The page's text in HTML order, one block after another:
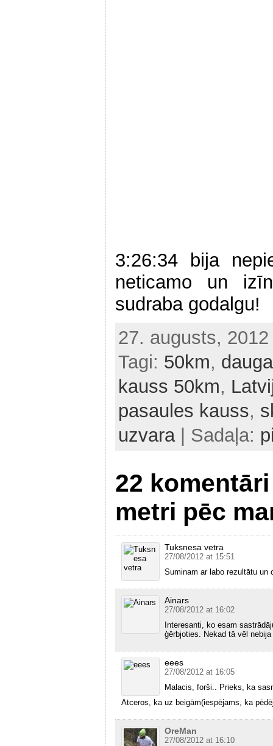
3:26:34 bija
neticamo un
sudraba godalgu!
27. augusts,
Tagi: 50km,
kauss 50km,
pasaules kauss,
uzvara| Sadaļa:
22
metri pēc
Tuksnesa vetra
27/08/2012 at 15:51
Suminam ar labo rezultātu un
Ainars
27/08/2012 at 16:02
Interesanti, ko esam
ģērbjoties. Nekad tā vēl
eees
27/08/2012 at 16:05
Malacis, forši.. Prieks, ka
Atceros, ka uz beigām(iespējams, ka
OreMan
27/08/2012 at 16:10